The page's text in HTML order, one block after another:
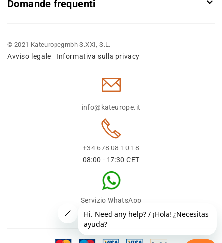
Domande frequenti
© 2021 Kateuropegmbh S.XXI, S.L.
Avviso legale - Informativa sulla privacy
info@kateurope.it
+34 678 08 10 18
08:00 - 17:30 CET
Servizio WhatsApp
+34 678 08 1018